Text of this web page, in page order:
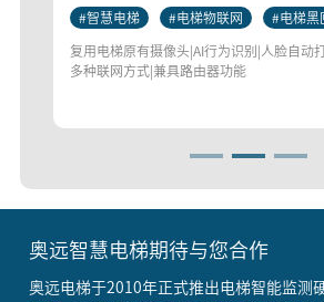
#智慧电梯 #电梯物联网 #电梯黑
复用电梯原有摄像头|AI行为识别|人脸自动
多种联网方式|兼具路由器功能
奥远智慧电梯期待与您合作
奥远电梯于2010年正式推出电梯智能监测